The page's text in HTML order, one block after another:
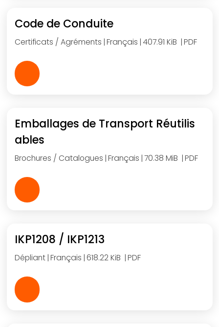
Certificats / Agréments Français 407.91 KiB PDF
Code de Conduite
Brochures / Catalogues Français 70.38 MiB PDF
Emballages de Transport Réutilis
ables
Dépliant Français 618.22 KiB PDF
IKP1208 / IKP1213